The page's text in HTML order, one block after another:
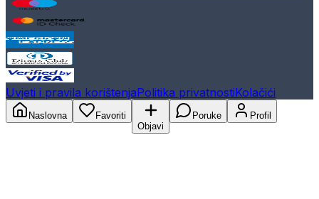
Uvjeti i pravila korištenjaPolitika privatnostiKolačići
Naslovna
Favoriti
Objavi
Poruke Profil